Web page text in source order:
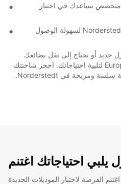
متخصص يساعدك في اختيار
مواقع مركزية متعددة في Norderstedt لسهولة الوصول
جديد أو تحتاج إلى نقل بضائعك
التجارية، يمكنك الاعتماد على Europcar لتلبية احتياجاتك. احجز شاحنتك
يلبي احتياجاتك اغتنم
اغتنم الفرصة لاختبار الموديلات الجديدة